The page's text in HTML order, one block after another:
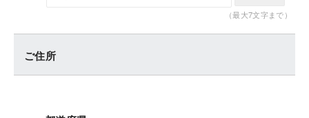
（最大7文字まで）
ご住所